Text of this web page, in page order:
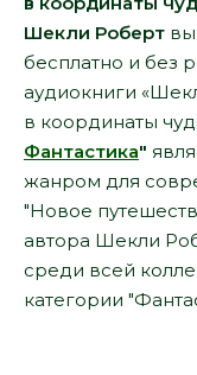
Шекли Роберт
бесплатно и без
аудиокниги
в координаты
Фантастика"
жанром для
"Новое
автора Шекли
среди всей
категории